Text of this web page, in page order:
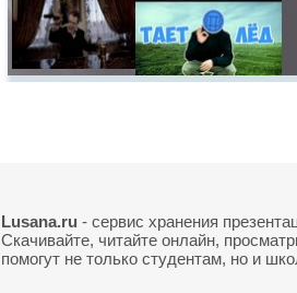
Lusana.ru - сервис хранения
Скачивайте, читайте онлайн,
помогут не только студентам, но и